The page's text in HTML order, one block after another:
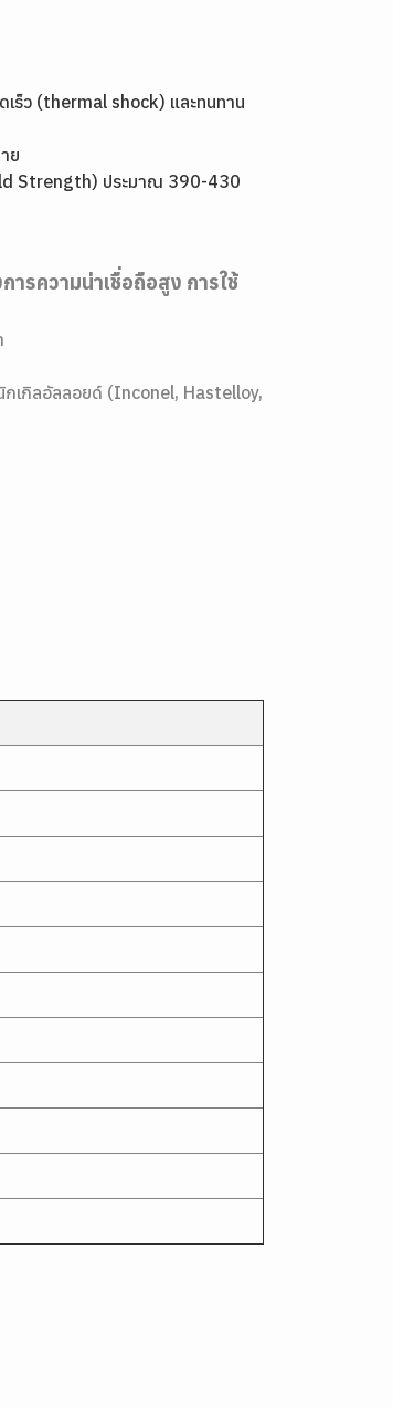
เร็ว (thermal shock) และทนทาน
ย
Strength) ประมาณ 390-430
ารความน่าเชื่อถือสูง การใช้
นิกเกิลอัลลอยด์ (Inconel, Hastelloy,